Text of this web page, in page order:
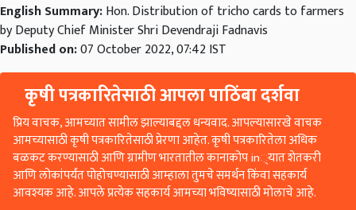
English Summary:Hon. Distribution of tricho cards to farmers
by Deputy Chief Minister Shri Devendraji Fadnavis
Published on:07 October 2022, 07:42 IST
कृषी पत्रकारितेसाठी आपला पाठिंबा दर्शवा
प्रिय वाचक, आमच्यात सामील झाल्याबद्दल धन्यवाद. आपल्यासारखे वाचक
आमच्यासाठी कृषी पत्रकारितेसाठी प्रेरणा आहेत. कृषी पत्रकारितेला अधिक
बळकट करण्यासाठी आणि ग्रामीण भारतातील कानाकोप in्यात शेतकरी
आणि लोकांपर्यंत पोहोचण्यासाठी आम्हाला तुमचे समर्थन किंवा सहकार्य
आवश्यक आहे. आपले प्रत्येक सहकार्य आमच्या भविष्यासाठी मोलाचे आहे.